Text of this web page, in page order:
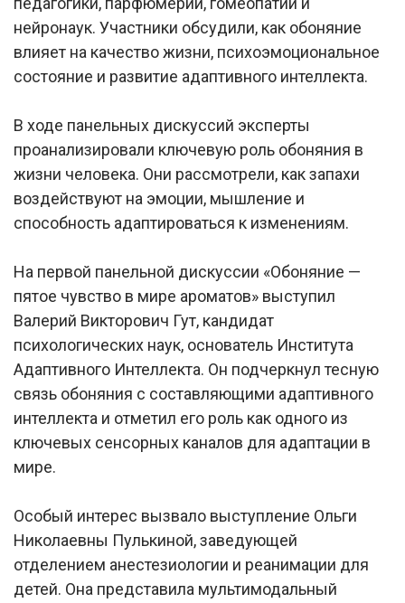
нейронаук. Участники обсудили, как обоняние
влияет на качество жизни, психоэмоциональное
состояние и развитие адаптивного интеллекта.
В ходе панельных дискуссий эксперты
проанализировали ключевую роль обоняния в
жизни человека. Они рассмотрели, как запахи
воздействуют на эмоции, мышление и
способность адаптироваться к изменениям.
На первой панельной дискуссии «Обоняние —
пятое чувство в мире ароматов» выступил
Валерий Викторович Гут, кандидат
психологических наук, основатель Института
Адаптивного Интеллекта. Он подчеркнул тесную
связь обоняния с составляющими адаптивного
интеллекта и отметил его роль как одного из
ключевых сенсорных каналов для адаптации в
мире.
Особый интерес вызвало выступление Ольги
Николаевны Пулькиной, заведующей
отделением анестезиологии и реанимации для
детей. Она представила мультимодальный